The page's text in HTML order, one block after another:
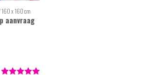
160 x 160 cm
aanvraag